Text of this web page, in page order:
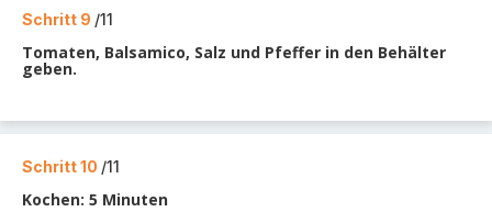
Schritt 9 /11
Tomaten, Balsamico, Salz und Pfeffer in den Behälter
geben.
Schritt 10 /11
Kochen: 5 Minuten